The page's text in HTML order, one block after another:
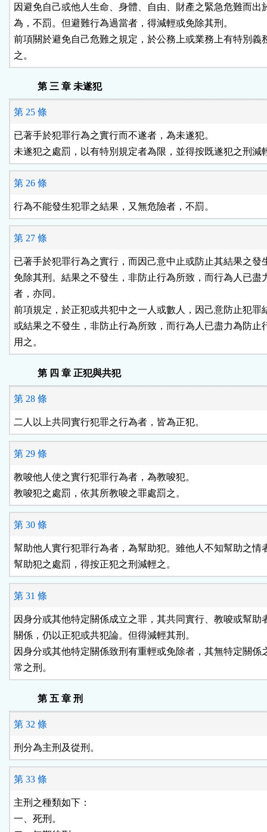
因避免自己或他人生命、身體、自由、財產之緊急危難而出
為，不罰。但避難行為過當者，得減輕或免除其刑。
前項關於避免自己危難之規定，於公務上或業務上有特別義
之。
第 三 章 未遂犯
第 25 條
已著手於犯罪行為之實行而不遂者，為未遂犯。
未遂犯之處罰，以有特別規定者為限，並得按既遂犯之刑減
第 26 條
行為不能發生犯罪之結果，又無危險者，不罰。
第 27 條
已著手於犯罪行為之實行，而因己意中止或防止其結果之發
免除其刑。結果之不發生，非防止行為所致，而行為人已盡
者，亦同。
前項規定，於正犯或共犯中之一人或數人，因己意防止犯罪
或結果之不發生，非防止行為所致，而行為人已盡力為防止
用之。
第 四 章 正犯與共犯
第 28 條
二人以上共同實行犯罪之行為者，皆為正犯。
第 29 條
教唆他人使之實行犯罪行為者，為教唆犯。
教唆犯之處罰，依其所教唆之罪處罰之。
第 30 條
幫助他人實行犯罪行為者，為幫助犯。雖他人不知幫助之情
幫助犯之處罰，得按正犯之刑減輕之。
第 31 條
因身分或其他特定關係成立之罪，其共同實行、教唆或幫助
關係，仍以正犯或共犯論。但得減輕其刑。
因身分或其他特定關係致刑有重輕或免除者，其無特定關係
常之刑。
第 五 章 刑
第 32 條
刑分為主刑及從刑。
第 33 條
主刑之種類如下：
一、死刑。